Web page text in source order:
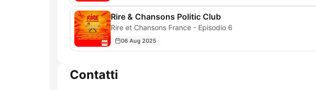
Rire & Chansons Politic Club
Rire et Chansons France - Episodio 6
06 Aug 2025
Contatti